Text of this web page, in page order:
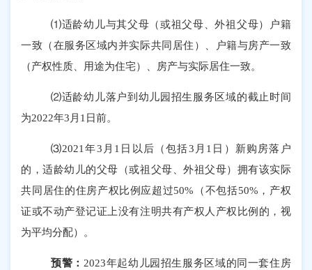
⑴适龄幼儿与其父母（或祖父母、外祖父母）户籍
一致（在服务区域内并实际共同居住）、户籍与房产一致
（产权性质、用途为住宅）、房产与实际居住一致。
⑵适龄幼儿落户到幼儿园招生服务区域的截止时间
为2022年3月1日前。
⑶2021年3月1日以后（包括3月1日）新购房落户
的，适龄幼儿的父母（或祖父母、外祖父母）拥有该实际
共同居住的住房产权比例应超过50%（不包括50%，产权
证或不动产登记证上没有注明共有产权人产权比例的，视
为平均分配）。
预警： 2023年起幼儿园招生服务区域的同一套住房